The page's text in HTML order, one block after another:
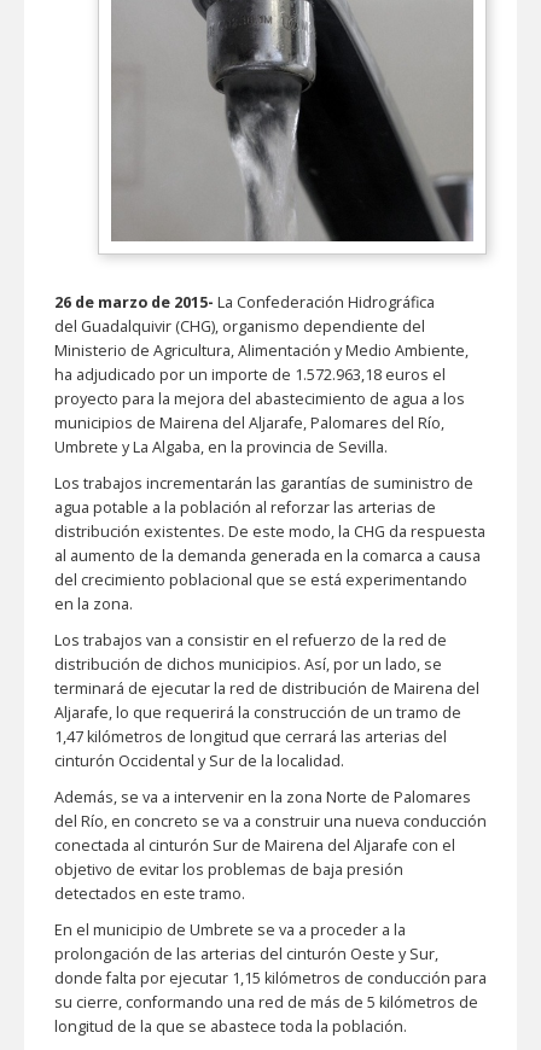
26 de marzo de 2015- La Confederación Hidrográfica
del Guadalquivir (CHG), organismo dependiente del
Ministerio de Agricultura, Alimentación y Medio Ambiente,
ha adjudicado por un importe de 1.572.963,18 euros el
proyecto para la mejora del abastecimiento de agua a los
municipios de Mairena del Aljarafe, Palomares del Río,
Umbrete y La Algaba, en la provincia de Sevilla.
Los trabajos incrementarán las garantías de suministro de
agua potable a la población al reforzar las arterias de
distribución existentes. De este modo, la CHG da respuesta
al aumento de la demanda generada en la comarca a causa
del crecimiento poblacional que se está experimentando
en la zona.
Los trabajos van a consistir en el refuerzo de la red de
distribución de dichos municipios. Así, por un lado, se
terminará de ejecutar la red de distribución de Mairena del
Aljarafe, lo que requerirá la construcción de un tramo de
1,47 kilómetros de longitud que cerrará las arterias del
cinturón Occidental y Sur de la localidad.
Además, se va a intervenir en la zona Norte de Palomares
del Río, en concreto se va a construir una nueva conducción
conectada al cinturón Sur de Mairena del Aljarafe con el
objetivo de evitar los problemas de baja presión
detectados en este tramo.
En el municipio de Umbrete se va a proceder a la
prolongación de las arterias del cinturón Oeste y Sur,
donde falta por ejecutar 1,15 kilómetros de conducción para
su cierre, conformando una red de más de 5 kilómetros de
longitud de la que se abastece toda la población.